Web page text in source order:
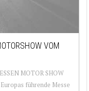
VOM
MOTOR SHOW
führende Messe